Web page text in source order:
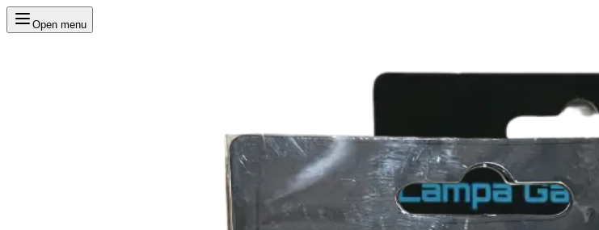
Open menu